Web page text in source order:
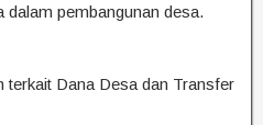
dalam pembangunan desa.
terkait Dana Desa dan Transfer